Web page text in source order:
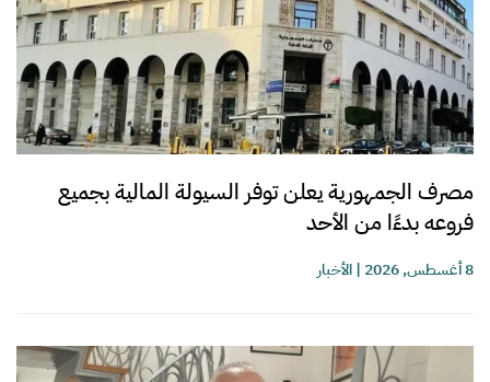
مصرف الجمهورية يعلن توفر السيولة المالية بجميع
فروعه بدءًا من الأحد
8 أغسطس, 2026 |الأخبار